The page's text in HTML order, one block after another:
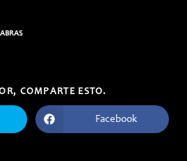
COMPARTE ESTO.
CONTENIDO
Se
abre
Facebook